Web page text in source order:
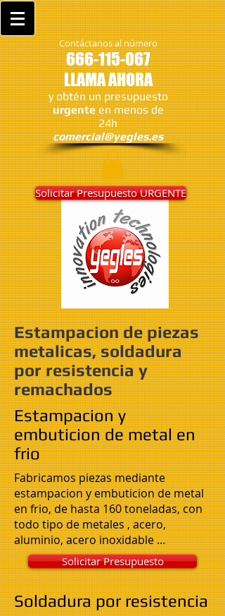
Contáctanos al número
666-115-067
LLAMA AHORA
y obtén un presupuesto
urgenteen menos de
24h
comercial@yegles.es
Solicitar Presupuesto URGENTE
Estampacion de piezas
metalicas, soldadura
por resistencia y
remachados
Estampacion y
embuticion de metal en
frio
Fabricamos piezas mediante
estampacion y embuticion de metal
en frio, de hasta 160 toneladas, con
todo tipo de metales , acero,
aluminio, acero inoxidable ...
Solicitar Presupuesto
Soldadura por resistencia